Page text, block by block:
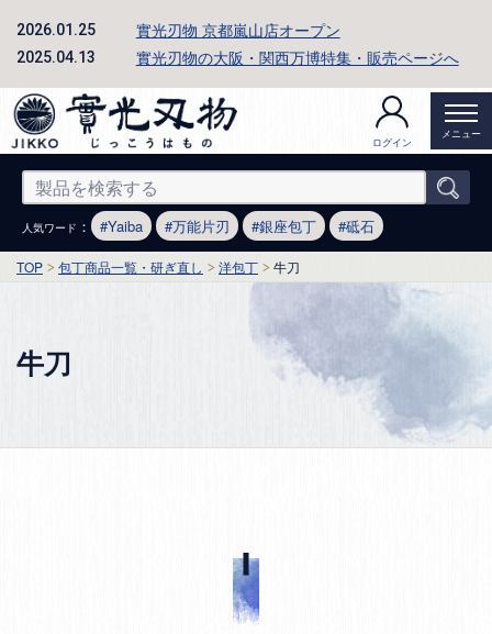
2026.01.25 實光刃物 京都嵐山店オープン
2025.04.13 實光刃物の大阪・関西万博特集・販売ページへ
ログイン
メニュー
人気ワード ： Yaiba 万能片刃 銀座包丁 砥石
TOP 包丁商品一覧・研ぎ直し 洋包丁 牛刀
牛刀